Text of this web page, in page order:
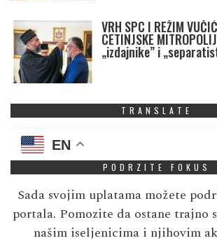
VRH SPC I REŽIM
CETINJSKE
„izdajnike” i
TRANSLATE
EN
PODRZITE FOKUS
Sada svojim uplatama možete
portala. Pomozite da ostane trajno
našim iseljenicima i njihovim